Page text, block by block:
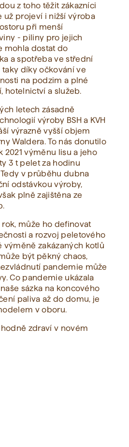
z toho těžit zákazníci
už projeví i nižší výroba
při menší
- piliny pro jejich
mohla dostat do
a spotřeba ve střední
taky díky očkování ve
na podzim a plné
hotelnictví a služeb.
letech zásadně
výroby BSH a KVH
výrazně vyšší objem
Waldera. To nás donutilo
2021 výměnu lisu a jeho
3 t pelet za hodinu
v průběhu dubna
odstávkou výroby,
plně zajištěna ze
rok, může ho definovat
a rozvoj peletového
výměně zakázaných kotlů
být pěkný chaos,
pandemie může
Co pandemie ukázala
sázka na koncového
paliva až do domu, je
v oboru.
zdraví v novém